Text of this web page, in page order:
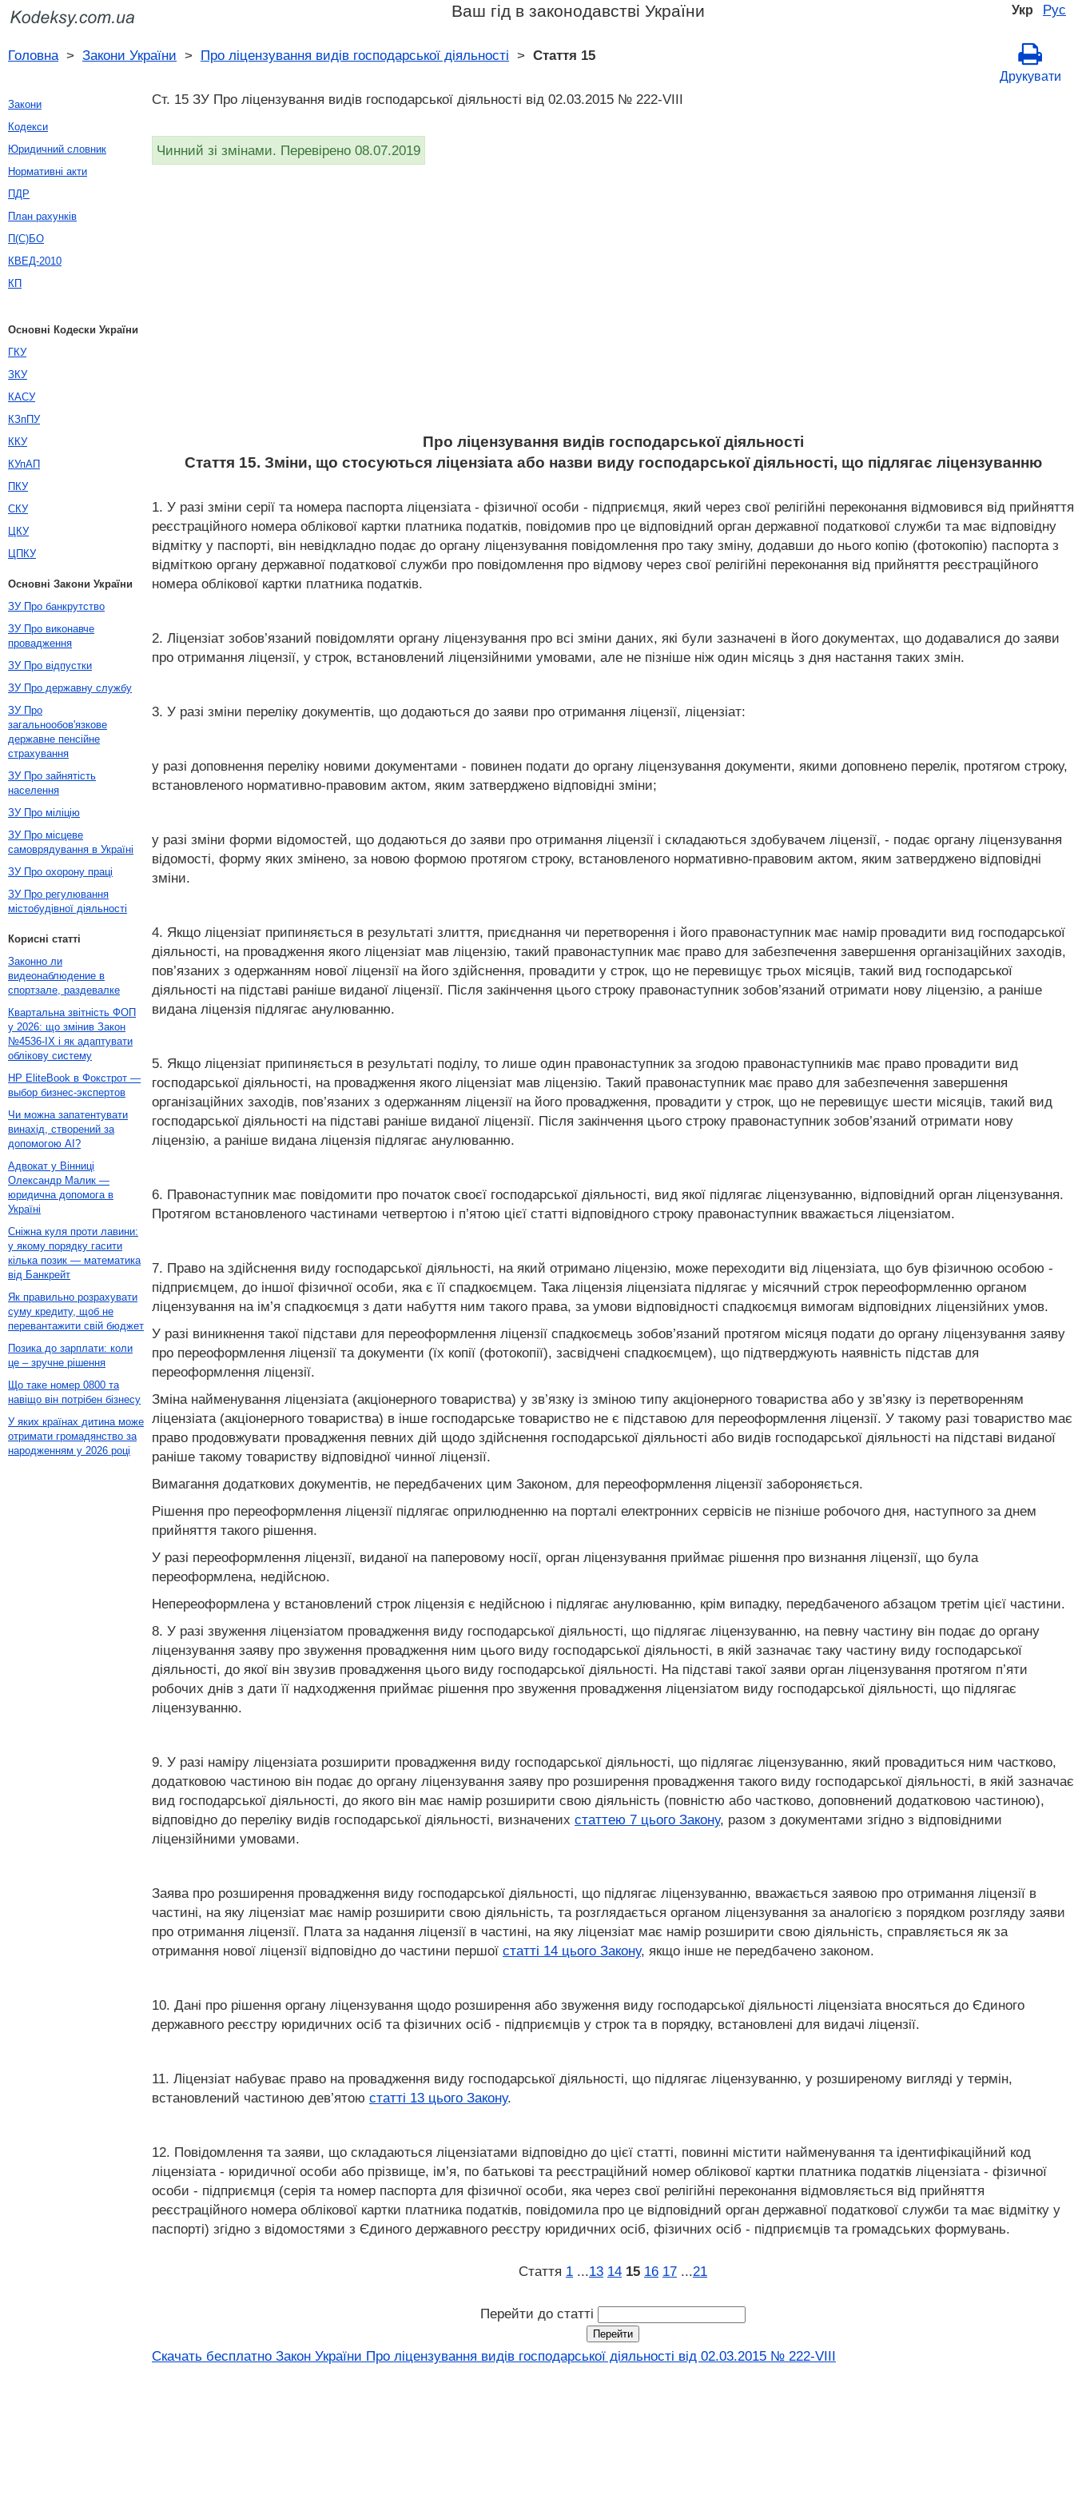
Укр Рус
Ваш гід в законодавстві України
Головна> Закони України > Про ліцензування видів господарської діяльності > Стаття 15
Друкувати
Ст. 15 ЗУ Про ліцензування видів господарської діяльності від 02.03.2015 № 222-VIII
Чинний зі змінами. Перевірено 08.07.2019
Про ліцензування видів господарської діяльності
Стаття 15. Зміни, що стосуються ліцензіата або назви виду господарської діяльності, що підлягає ліцензуванню
1. У разі зміни серії та номера паспорта ліцензіата - фізичної особи - підприємця, який через свої релігійні переконання відмовився від прийняття
реєстраційного номера облікової картки платника податків, повідомив про це відповідний орган державної податкової служби та має відповідну
відмітку у паспорті, він невідкладно подає до органу ліцензування повідомлення про таку зміну, додавши до нього копію (фотокопію) паспорта з
відміткою органу державної податкової служби про повідомлення про відмову через свої релігійні переконання від прийняття реєстраційного
номера облікової картки платника податків.
2. Ліцензіат зобов’язаний повідомляти органу ліцензування про всі зміни даних, які були зазначені в його документах, що додавалися до заяви
про отримання ліцензії, у строк, встановлений ліцензійними умовами, але не пізніше ніж один місяць з дня настання таких змін.
3. У разі зміни переліку документів, що додаються до заяви про отримання ліцензії, ліцензіат:
у разі доповнення переліку новими документами - повинен подати до органу ліцензування документи, якими доповнено перелік, протягом строку,
встановленого нормативно-правовим актом, яким затверджено відповідні зміни;
у разі зміни форми відомостей, що додаються до заяви про отримання ліцензії і складаються здобувачем ліцензії, - подає органу ліцензування
відомості, форму яких змінено, за новою формою протягом строку, встановленого нормативно-правовим актом, яким затверджено відповідні
зміни.
4. Якщо ліцензіат припиняється в результаті злиття, приєднання чи перетворення і його правонаступник має намір провадити вид господарської
діяльності, на провадження якого ліцензіат мав ліцензію, такий правонаступник має право для забезпечення завершення організаційних заходів,
пов’язаних з одержанням нової ліцензії на його здійснення, провадити у строк, що не перевищує трьох місяців, такий вид господарської
діяльності на підставі раніше виданої ліцензії. Після закінчення цього строку правонаступник зобов’язаний отримати нову ліцензію, а раніше
видана ліцензія підлягає анулюванню.
5. Якщо ліцензіат припиняється в результаті поділу, то лише один правонаступник за згодою правонаступників має право провадити вид
господарської діяльності, на провадження якого ліцензіат мав ліцензію. Такий правонаступник має право для забезпечення завершення
організаційних заходів, пов’язаних з одержанням ліцензії на його провадження, провадити у строк, що не перевищує шести місяців, такий вид
господарської діяльності на підставі раніше виданої ліцензії. Після закінчення цього строку правонаступник зобов’язаний отримати нову
ліцензію, а раніше видана ліцензія підлягає анулюванню.
6. Правонаступник має повідомити про початок своєї господарської діяльності, вид якої підлягає ліцензуванню, відповідний орган ліцензування.
Протягом встановленого частинами четвертою і п’ятою цієї статті відповідного строку правонаступник вважається ліцензіатом.
7. Право на здійснення виду господарської діяльності, на який отримано ліцензію, може переходити від ліцензіата, що був фізичною особою -
підприємцем, до іншої фізичної особи, яка є її спадкоємцем. Така ліцензія ліцензіата підлягає у місячний строк переоформленню органом
ліцензування на ім’я спадкоємця з дати набуття ним такого права, за умови відповідності спадкоємця вимогам відповідних ліцензійних умов.
У разі виникнення такої підстави для переоформлення ліцензії спадкоємець зобов’язаний протягом місяця подати до органу ліцензування заяву
про переоформлення ліцензії та документи (їх копії (фотокопії), засвідчені спадкоємцем), що підтверджують наявність підстав для
переоформлення ліцензії.
Зміна найменування ліцензіата (акціонерного товариства) у зв’язку із зміною типу акціонерного товариства або у зв’язку із перетворенням
ліцензіата (акціонерного товариства) в інше господарське товариство не є підставою для переоформлення ліцензії. У такому разі товариство має
право продовжувати провадження певних дій щодо здійснення господарської діяльності або видів господарської діяльності на підставі виданої
раніше такому товариству відповідної чинної ліцензії.
Вимагання додаткових документів, не передбачених цим Законом, для переоформлення ліцензії забороняється.
Рішення про переоформлення ліцензії підлягає оприлюдненню на порталі електронних сервісів не пізніше робочого дня, наступного за днем
прийняття такого рішення.
У разі переоформлення ліцензії, виданої на паперовому носії, орган ліцензування приймає рішення про визнання ліцензії, що була
переоформлена, недійсною.
Непереоформлена у встановлений строк ліцензія є недійсною і підлягає анулюванню, крім випадку, передбаченого абзацом третім цієї частини.
8. У разі звуження ліцензіатом провадження виду господарської діяльності, що підлягає ліцензуванню, на певну частину він подає до органу
ліцензування заяву про звуження провадження ним цього виду господарської діяльності, в якій зазначає таку частину виду господарської
діяльності, до якої він звузив провадження цього виду господарської діяльності. На підставі такої заяви орган ліцензування протягом п’яти
робочих днів з дати її надходження приймає рішення про звуження провадження ліцензіатом виду господарської діяльності, що підлягає
ліцензуванню.
9. У разі наміру ліцензіата розширити провадження виду господарської діяльності, що підлягає ліцензуванню, який провадиться ним частково,
додатковою частиною він подає до органу ліцензування заяву про розширення провадження такого виду господарської діяльності, в якій зазначає
вид господарської діяльності, до якого він має намір розширити свою діяльність (повністю або частково, доповнений додатковою частиною),
відповідно до переліку видів господарської діяльності, визначених статтею 7 цього Закону, разом з документами згідно з відповідними
ліцензійними умовами.
Заява про розширення провадження виду господарської діяльності, що підлягає ліцензуванню, вважається заявою про отримання ліцензії в
частині, на яку ліцензіат має намір розширити свою діяльність, та розглядається органом ліцензування за аналогією з порядком розгляду заяви
про отримання ліцензії. Плата за надання ліцензії в частині, на яку ліцензіат має намір розширити свою діяльність, справляється як за
отримання нової ліцензії відповідно до частини першої статті 14 цього Закону, якщо інше не передбачено законом.
10. Дані про рішення органу ліцензування щодо розширення або звуження виду господарської діяльності ліцензіата вносяться до Єдиного
державного реєстру юридичних осіб та фізичних осіб - підприємців у строк та в порядку, встановлені для видачі ліцензії.
11. Ліцензіат набуває право на провадження виду господарської діяльності, що підлягає ліцензуванню, у розширеному вигляді у термін,
встановлений частиною дев’ятою статті 13 цього Закону.
12. Повідомлення та заяви, що складаються ліцензіатами відповідно до цієї статті, повинні містити найменування та ідентифікаційний код
ліцензіата - юридичної особи або прізвище, ім’я, по батькові та реєстраційний номер облікової картки платника податків ліцензіата - фізичної
особи - підприємця (серія та номер паспорта для фізичної особи, яка через свої релігійні переконання відмовляється від прийняття
реєстраційного номера облікової картки платника податків, повідомила про це відповідний орган державної податкової служби та має відмітку у
паспорті) згідно з відомостями з Єдиного державного реєстру юридичних осіб, фізичних осіб - підприємців та громадських формувань.
Стаття 1 ...13 14 15 16 17 ...21
Перейти до статті
Скачать бесплатно Закон України Про ліцензування видів господарської діяльності від 02.03.2015 № 222-VIII
Закони
Кодекси
Юридичний словник
Нормативні акти
ПДР
План рахунків
П(С)БО
КВЕД-2010
КП
Основні Кодески України
ГКУ
ЗКУ
КАСУ
КЗпПУ
ККУ
КУпАП
ПКУ
СКУ
ЦКУ
ЦПКУ
Основні Закони України
ЗУ Про банкрутство
ЗУ Про виконавче
провадження
ЗУ Про відпустки
ЗУ Про державну службу
ЗУ Про
загальнообов'язкове
державне пенсійне
страхування
ЗУ Про зайнятість
населення
ЗУ Про міліцію
ЗУ Про місцеве
самоврядування в Україні
ЗУ Про охорону праці
ЗУ Про регулювання
містобудівної діяльності
Корисні статті
Законно ли
видеонаблюдение в
спортзале, раздевалке
Квартальна звітність ФОП
у 2026: що змінив Закон
№4536-IX і як адаптувати
облікову систему
HP EliteBook в Фокстрот —
выбор бизнес-экспертов
Чи можна запатентувати
винахід, створений за
допомогою AI?
Адвокат у Вінниці
Олександр Малик —
юридична допомога в
Україні
Сніжна куля проти лавини:
у якому порядку гасити
кілька позик — математика
від Банкрейт
Як правильно розрахувати
суму кредиту, щоб не
перевантажити свій бюджет
Позика до зарплати: коли
це – зручне рішення
Що таке номер 0800 та
навіщо він потрібен бізнесу
У яких країнах дитина може
отримати громадянство за
народженням у 2026 році